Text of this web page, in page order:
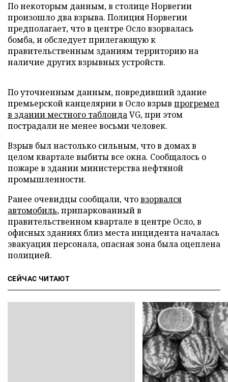
По некоторым данным, в столице Норвегии
произошло два взрыва. Полиция Норвегии
предполагает, что в центре Осло взорвалась
бомба, и обследует прилегающую к
правительственным зданиям территорию на
наличие других взрывных устройств.
По уточненным данным, повредивший здание
премьерской канцелярии в Осло взрыв прогремел
в здании местного таблоидаVG, при этом
пострадали не менее восьми человек.
Взрыв был настолько сильным, что в домах в
целом квартале выбиты все окна. Сообщалось о
пожаре в здании министерства нефтяной
промышленности.
Ранее очевидцы сообщали, чтовзорвался
автомобиль, припаркованный в
правительственном квартале в центре Осло, в
офисных зданиях близ места инцидента началась
эвакуация персонала, опасная зона была оцеплена
полицией.
СЕЙЧАС ЧИТАЮТ